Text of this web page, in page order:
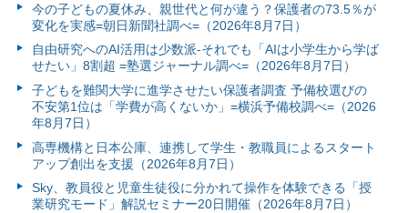
今の子どもの夏休み、親世代と何が違う？保護者の73.5％が
変化を実感=朝日新聞社調べ=（2026年8月7日）
自由研究へのAI活用は少数派-それでも「AIは小学生から学ば
せたい」8割超 =塾選ジャーナル調べ=（2026年8月7日）
子どもを難関大学に進学させたい保護者調査 予備校選びの
不安第1位は「学費が高くないか」=横浜予備校調べ=（2026
年8月7日）
高専機構と日本公庫、連携して学生・教職員によるスタート
アップ創出を支援（2026年8月7日）
Sky、教員役と児童生徒役に分かれて操作を体験できる「授
業研究モード」解説セミナー20日開催（2026年8月7日）